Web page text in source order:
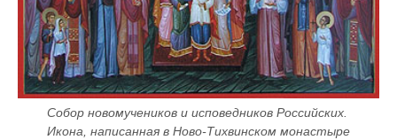
Собор новомучеников и исповедников Российских.
Икона, написанная в Ново-Тихвинском монастыре